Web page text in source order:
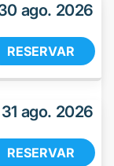
ago. 2026
RESERVAR
31 ago. 2026
RESERVAR